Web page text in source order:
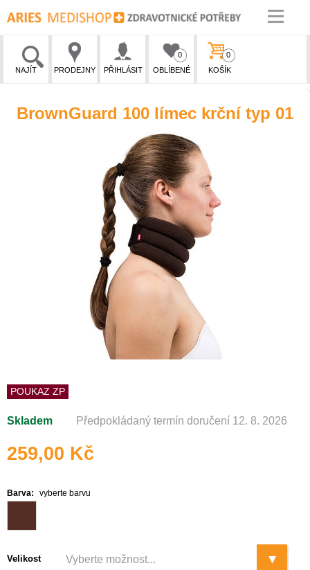
NAJÍT PRODEJNY PŘIHLÁSIT OBLÍBENÉ
0
KOŠÍK
0
BrownGuard 100 límec krční typ 01
POUKAZ ZP
Skladem Předpokládaný termín doručení 12. 8. 2026
259,00 Kč
Barva: vyberte barvu
Velikost